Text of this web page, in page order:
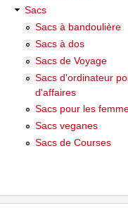
Sacs
Sacs à bandoulière
Sacs à dos
Sacs de Voyage
Sacs d'ordinateur
d'affaires
Sacs pour les
Sacs veganes
Sacs de Courses